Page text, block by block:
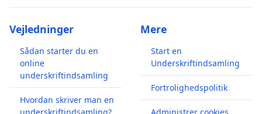
Vejledninger
Sådan starter du en
online
underskriftindsamling
Hvordan skriver man en
Mere
Start en
Underskriftindsamling
Fortrolighedspolitik